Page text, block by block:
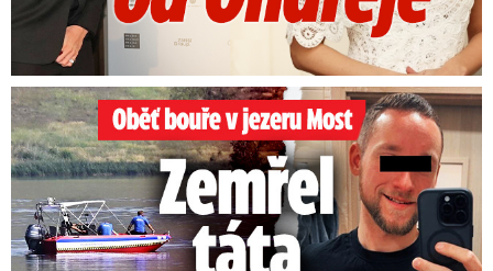
Oběť bouře v jezeru Most: Zemřel táta Dominik (†28)